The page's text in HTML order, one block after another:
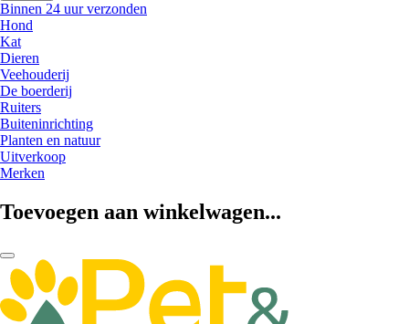
Binnen 24 uur verzonden
Hond
Kat
Dieren
Veehouderij
De boerderij
Ruiters
Buiteninrichting
Planten en natuur
Uitverkoop
Merken
Toevoegen aan winkelwagen...